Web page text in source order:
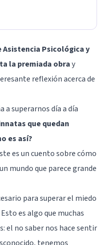
Psicológica y
la premiada obray
reflexión acerca de
a superarnos día a día
que quedan
es así?
es un cuento sobre cómo
mundo que parece grande
para superar el miedo
es algo que muchas
el no saber nos hace sentir